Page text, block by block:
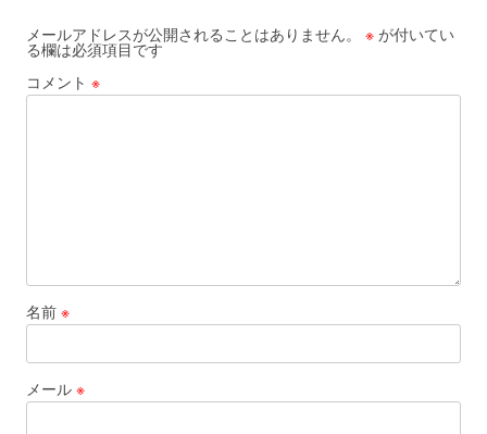
メールアドレスが公開されることはありません。 ※ が付いてい
る欄は必須項目です
コメント ※
名前 ※
メール ※